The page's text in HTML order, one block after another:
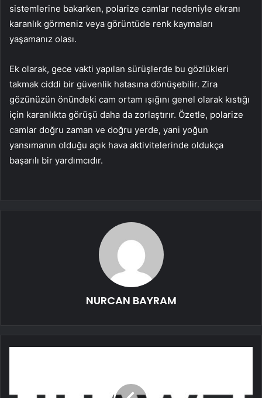
sistemlerine bakarken, polarize camlar nedeniyle ekranı
karanlık görmeniz veya görüntüde renk kaymaları
yaşamanız olası.
Ek olarak, gece vakti yapılan sürüşlerde bu gözlükleri
takmak ciddi bir güvenlik hatasına dönüşebilir. Zira
gözünüzün önündeki cam ortam ışığını genel olarak kıstığı
için karanlıkta görüşü daha da zorlaştırır. Özetle, polarize
camlar doğru zaman ve doğru yerde, yani yoğun
yansımanın olduğu açık hava aktivitelerinde oldukça
başarılı bir yardımcıdır.
NURCAN BAYRAM